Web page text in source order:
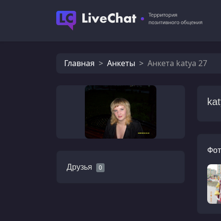
Главная Анкеты Анкета katya 27
Друзья 0